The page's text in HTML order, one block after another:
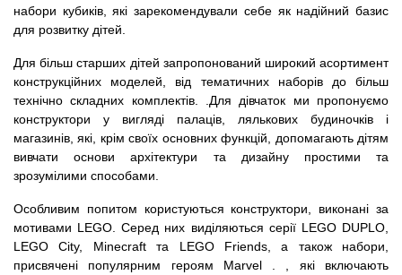
набори кубиків, які зарекомендували себе як надійний базис
для розвитку дітей.
Для більш старших дітей запропонований широкий асортимент
конструкційних моделей, від тематичних наборів до більш
технічно складних комплектів. .Для дівчаток ми пропонуємо
конструктори у вигляді палаців, лялькових будиночків і
магазинів, які, крім своїх основних функцій, допомагають дітям
вивчати основи архітектури та дизайну простими та
зрозумілими способами.
Особливим попитом користуються конструктори, виконані за
мотивами LEGO. Серед них виділяються серії LEGO DUPLO,
LEGO City, Minecraft та LEGO Friends, а також набори,
присвячені популярним героям Marvel . , які включають